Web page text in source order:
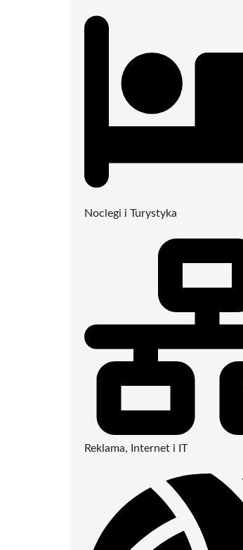
Noclegi i Turystyka
Reklama, Internet i IT